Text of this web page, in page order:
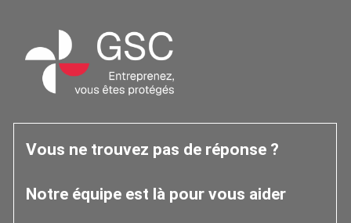
Vous ne trouvez pas de réponse ?
Notre équipe est là pour vous aider